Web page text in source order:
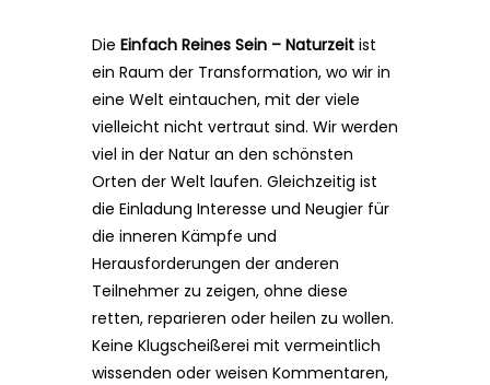
Die Einfach Reines Sein – Naturzeit ist
ein Raum der Transformation, wo wir in
eine Welt eintauchen, mit der viele
vielleicht nicht vertraut sind. Wir werden
viel in der Natur an den schönsten
Orten der Welt laufen. Gleichzeitig ist
die Einladung Interesse und Neugier für
die inneren Kämpfe und
Herausforderungen der anderen
Teilnehmer zu zeigen, ohne diese
retten, reparieren oder heilen zu wollen.
Keine Klugscheißerei mit vermeintlich
wissenden oder weisen Kommentaren,